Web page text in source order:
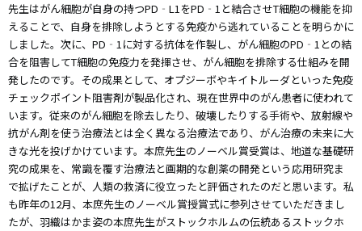
先生はがん細胞が自身の持つPD‐L1をPD‐1と結合させT細胞の機能を抑
えることで、自身を排除しようとする免疫から逃れていることを明らかに
しました。次に、PD‐1に対する抗体を作製し、がん細胞のPD‐1との結
合を阻害してT細胞の免疫力を発揮させ、がん細胞を排除する仕組みを開
発したのです。その成果として、オプジーボやキイトルーダといった免疫
チェックポイント阻害剤が製品化され、現在世界中のがん患者に使われて
います。従来のがん細胞を除去したり、破壊したりする手術や、放射線や
抗がん剤を使う治療法とは全く異なる治療法であり、がん治療の未来に大
きな光を投げかけています。本庶先生のノーベル賞受賞は、地道な基礎研
究の成果を、常識を覆す治療法と画期的な創薬の開発という応用研究ま
で拡げたことが、人類の救済に役立ったと評価されたのだと思います。私
も昨年の12月、本庶先生のノーベル賞授賞式に参列させていただきまし
たが、羽織はかま姿の本庶先生がストックホルムの伝統あるストックホ